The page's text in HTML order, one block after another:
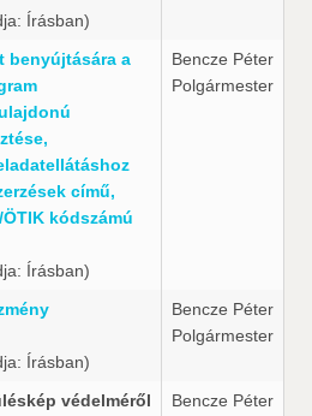
Írásban)
benyújtására a
című,
ÖTIK kódszámú
Írásban)
Bencze Péter
Polgármester
Írásban)
Bencze Péter
Polgármester
védelméről
Bencze Péter